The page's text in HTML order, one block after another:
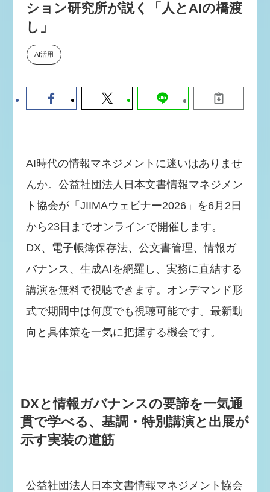
数値化する」～投資される事業の
ション研究所が説く「人とAIの橋渡
し」
AI活用
AI時代の情報マネジメントに迷いはありませ
んか。公益社団法人日本文書情報マネジメン
ト協会が「JIIMAウェビナー2026」を6月2日
から23日までオンラインで開催します。
DX、電子帳簿保存法、公文書管理、情報ガ
バナンス、生成AIを網羅し、実務に直結する
講演を無料で視聴できます。オンデマンド形
式で期間中は何度でも視聴可能です。最新動
向と具体策を一気に把握する機会です。
DXと情報ガバナンスの要諦を一気通
貫で学べる、基調・特別講演と出展が
示す実装の道筋
公益社団法人日本文書情報マネジメント協会